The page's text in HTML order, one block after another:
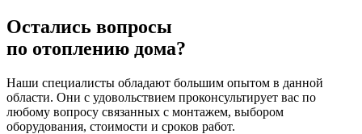
Остались вопросы
по отоплению дома?
Наши специалисты обладают большим опытом в данной
области. Они с удовольствием проконсультирует вас по
любому вопросу связанных с монтажем, выбором
оборудования, стоимости и сроков работ.